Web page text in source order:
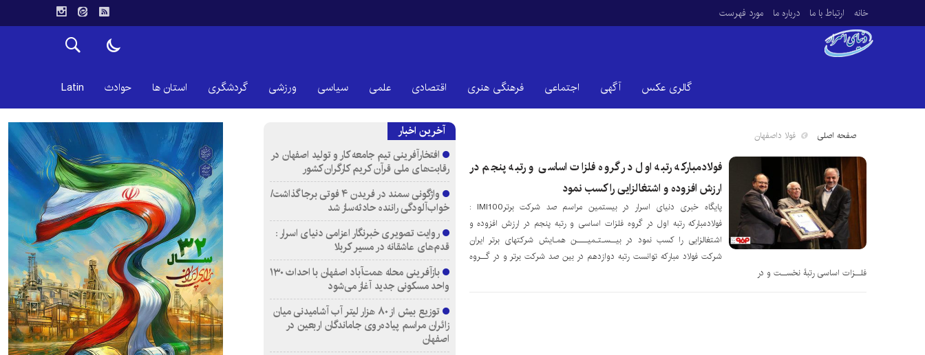
خانه ارتباط با ما درباره ما مورد فهرست
گالری عکس آگهی اجتماعی فرهنگی هنری اقتصادی علمی سیاسی ورزشی گردشگری استان ها حوادث Latin
صفحه اصلی فولا داصفهان
فولادمبارکه رتبه اول در گروه فلزات اساسی و رتبه پنجم در
ارزش افزوده و اشتغالزایی را کسب نمود
پایگاه خبری دنیای اسرار در بیستمین مراسم صد شرکت برترIMI100 :
فولادمبارکه رتبه اول در گروه فلزات اساسی و رتبه پنجم در ارزش افزوده و
اشتغالزایی را کسب نمود در بیــسـتـمیــــن همـایش شرکتهای برتر ایران
شرکت فولاد مبارکه توانست رتبه دوازدهم در بین صد شرکت برتر و در گــروه
فلــزات اساسی رتبۀ نخســت و در
آخرین اخبار
افتخارآفرینی تیم جامعه کار و تولید اصفهان در
رقابت‌های ملی قرآن کریم کارگران کشور
واژگونی سمند در فریدن ۴ فوتی برجا گذاشت/
خواب‌آلودگی راننده حادثه‌ساز شد
روایت تصویری خبرنگار اعزامی دنیای اسرار :
قدم‌های عاشقانه در مسیر کربلا
بازآفرینی محله همت‌آباد اصفهان با احداث ۱۳۰
واحد مسکونی جدید آغاز می‌شود
توزیع بیش از ۸۰ هزار لیتر آب آشامیدنی میان
زائران مراسم پیاده‌روی جاماندگان اربعین در
اصفهان